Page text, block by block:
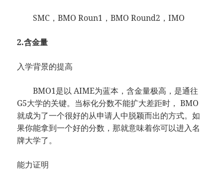
SMC，BMO Roun1，BMO Round2，IMO
2.含金量
入学背景的提高
BMO1是以 AIME为蓝本，含金量极高，是通往
G5大学的关键。当标化分数不能扩大差距时， BMO
就成为了一个很好的从申请人中脱颖而出的方式。如
果你能拿到一个好的分数，那就意味着你可以进入名
牌大学了。
能力证明